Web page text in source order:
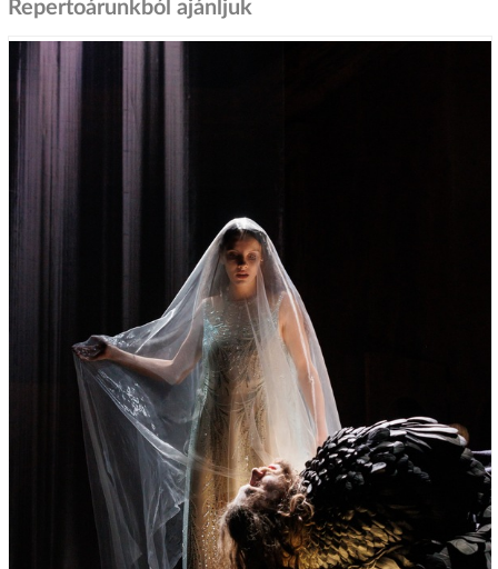
Repertoárunkból ajánljuk